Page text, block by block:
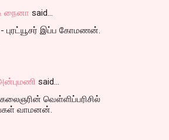
நைனா said…
இப்ப கோமணன்.
said…
வெள்ளிப்பரிசில்
வாமனன்.